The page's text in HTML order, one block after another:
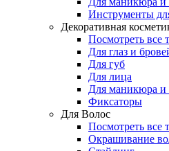
Инструменты
Декоративная
Посмотреть все
Для глаз и
Для губ
Для лица
Для маникюра и
Фиксаторы
Для Волос
Посмотреть все
Окрашивание